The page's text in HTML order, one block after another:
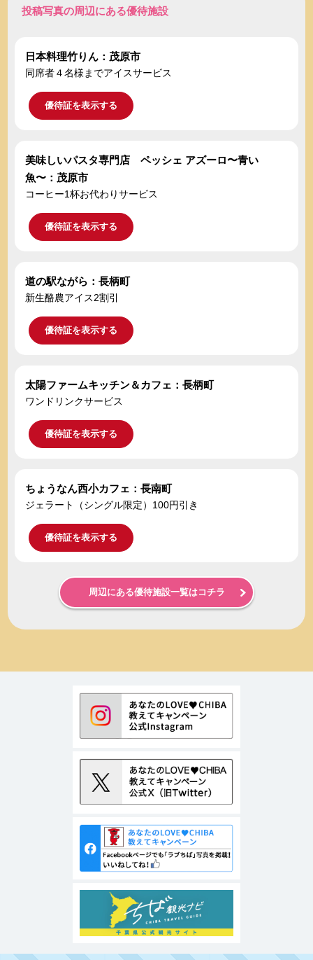
投稿写真の周辺にある優待施設
日本料理竹りん：茂原市
同席者４名様までアイスサービス
優待証を表示する
美味しいパスタ専門店 ペッシェ アズーロ〜青い
魚〜：茂原市
コーヒー1杯お代わりサービス
優待証を表示する
道の駅ながら：長柄町
新生酪農アイス2割引
優待証を表示する
太陽ファームキッチン＆カフェ：長柄町
ワンドリンクサービス
優待証を表示する
ちょうなん西小カフェ：長南町
ジェラート（シングル限定）100円引き
優待証を表示する
周辺にある優待施設一覧はコチラ